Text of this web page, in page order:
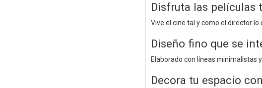
Disfruta las películas
Vive el cine tal y como el director
Diseño fino que se
Elaborado con líneas minimalistas
Decora tu espacio